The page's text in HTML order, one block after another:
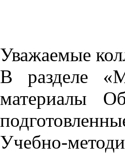
Уважаемые
В разделе
материалы
Учебно-